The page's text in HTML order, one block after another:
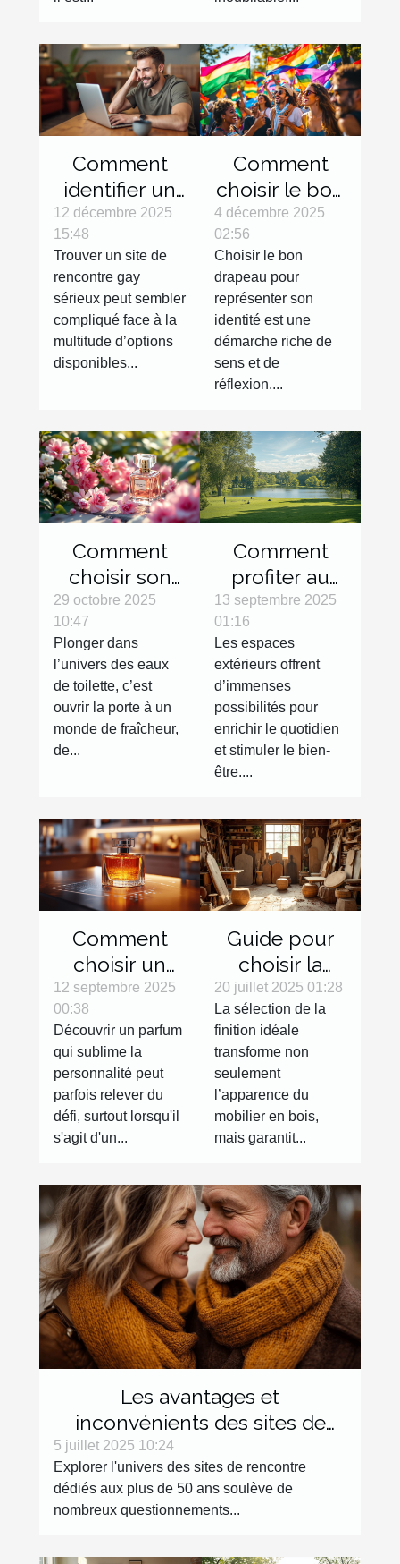
Comment
identifier un
site de
rencontre
gay sérieux ?
12 décembre 2025
15:48
Trouver un site de
rencontre gay
sérieux peut sembler
compliqué face à la
multitude d’options
disponibles...
Comment
choisir le bon
drapeau pour
représenter
votre
identité?
4 décembre 2025
02:56
Choisir le bon
drapeau pour
représenter son
identité est une
démarche riche de
sens et de
réflexion....
Comment
choisir son
eau de
toilette pour
une fraîcheur
durable ?
29 octobre 2025
10:47
Plonger dans
l’univers des eaux
de toilette, c’est
ouvrir la porte à un
monde de fraîcheur,
de...
Comment
profiter au
maximum
des espaces
extérieurs
avec des
activités
variées ?
13 septembre 2025
01:16
Les espaces
extérieurs offrent
d’immenses
possibilités pour
enrichir le quotidien
et stimuler le bien-
être....
Comment
choisir un
parfum en
ligne sans
l'essayer ?
12 septembre 2025
00:38
Découvrir un parfum
qui sublime la
personnalité peut
parfois relever du
défi, surtout lorsqu'il
s'agit d'un...
Guide pour
choisir la
finition
parfaite pour
votre mobilier
en bois
20 juillet 2025 01:28
La sélection de la
finition idéale
transforme non
seulement
l’apparence du
mobilier en bois,
mais garantit...
Les avantages et
inconvénients des sites de
rencontre dédiés aux plus de
50 ans
5 juillet 2025 10:24
Explorer l'univers des sites de rencontre
dédiés aux plus de 50 ans soulève de
nombreux questionnements...